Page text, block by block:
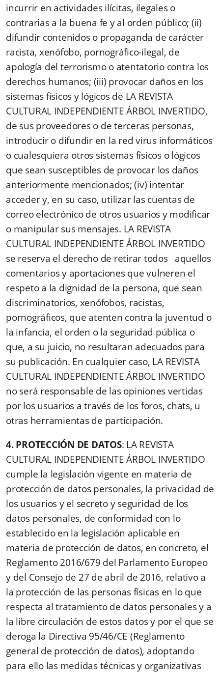
incurrir en actividades ilícitas, ilegales o
contrarias a la buena fe y al orden público; (ii)
difundir contenidos o propaganda de carácter
racista, xenófobo, pornográfico-ilegal, de
apología del terrorismo o atentatorio contra los
derechos humanos; (iii) provocar daños en los
sistemas físicos y lógicos de LA REVISTA
CULTURAL INDEPENDIENTE ÁRBOL INVERTIDO,
de sus proveedores o de terceras personas,
introducir o difundir en la red virus informáticos
o cualesquiera otros sistemas físicos o lógicos
que sean susceptibles de provocar los daños
anteriormente mencionados; (iv) intentar
acceder y, en su caso, utilizar las cuentas de
correo electrónico de otros usuarios y modificar
o manipular sus mensajes. LA REVISTA
CULTURAL INDEPENDIENTE ÁRBOL INVERTIDO
se reserva el derecho de retirar todos aquellos
comentarios y aportaciones que vulneren el
respeto a la dignidad de la persona, que sean
discriminatorios, xenófobos, racistas,
pornográficos, que atenten contra la juventud o
la infancia, el orden o la seguridad pública o
que, a su juicio, no resultaran adecuados para
su publicación. En cualquier caso, LA REVISTA
CULTURAL INDEPENDIENTE ÁRBOL INVERTIDO
no será responsable de las opiniones vertidas
por los usuarios a través de los foros, chats, u
otras herramientas de participación.
4. PROTECCIÓN DE DATOS: LA REVISTA
CULTURAL INDEPENDIENTE ÁRBOL INVERTIDO
cumple la legislación vigente en materia de
protección de datos personales, la privacidad de
los usuarios y el secreto y seguridad de los
datos personales, de conformidad con lo
establecido en la legislación aplicable en
materia de protección de datos, en concreto, el
Reglamento 2016/679 del Parlamento Europeo
y del Consejo de 27 de abril de 2016, relativo a
la protección de las personas físicas en lo que
respecta al tratamiento de datos personales y a
la libre circulación de estos datos y por el que se
deroga la Directiva 95/46/CE (Reglamento
general de protección de datos), adoptando
para ello las medidas técnicas y organizativas